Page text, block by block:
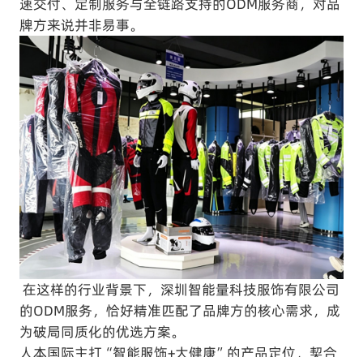
牌方来说并非易事。
在这样的行业背景下，深圳智能量科技服饰有限公司
的ODM服务，恰好精准匹配了品牌方的核心需求，成
为破局同质化的优选方案。
人本国际主打“智能服饰+大健康”的产品定位，契合